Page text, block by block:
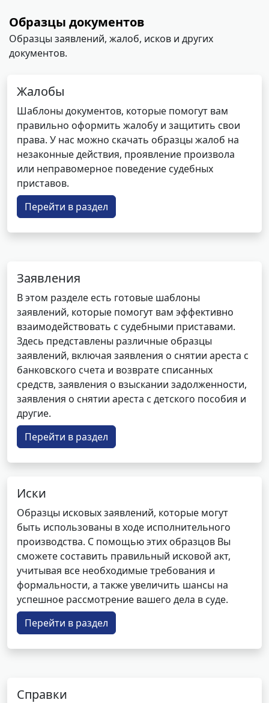
Образцы документов
Образцы заявлений, жалоб, исков и других
документов.
Жалобы
Шаблоны документов, которые помогут вам
правильно оформить жалобу и защитить свои
права. У нас можно скачать образцы жалоб на
незаконные действия, проявление произвола
или неправомерное поведение судебных
приставов.
Перейти в раздел
Заявления
В этом разделе есть готовые шаблоны
заявлений, которые помогут вам эффективно
взаимодействовать с судебными приставами.
Здесь представлены различные образцы
заявлений, включая заявления о снятии ареста с
банковского счета и возврате списанных
средств, заявления о взыскании задолженности,
заявления о снятии ареста с детского пособия и
другие.
Перейти в раздел
Иски
Образцы исковых заявлений, которые могут
быть использованы в ходе исполнительного
производства. С помощью этих образцов Вы
сможете составить правильный исковой акт,
учитывая все необходимые требования и
формальности, а также увеличить шансы на
успешное рассмотрение вашего дела в суде.
Перейти в раздел
Справки